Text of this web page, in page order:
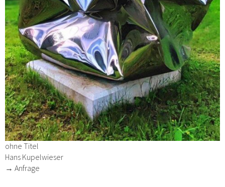
ohne Titel
Hans Kupelwieser
→ Anfrage